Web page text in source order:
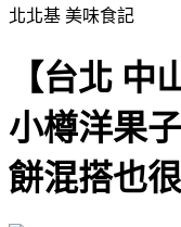
北北基 美味食記
【台北 中
小樽洋果
餅混搭也